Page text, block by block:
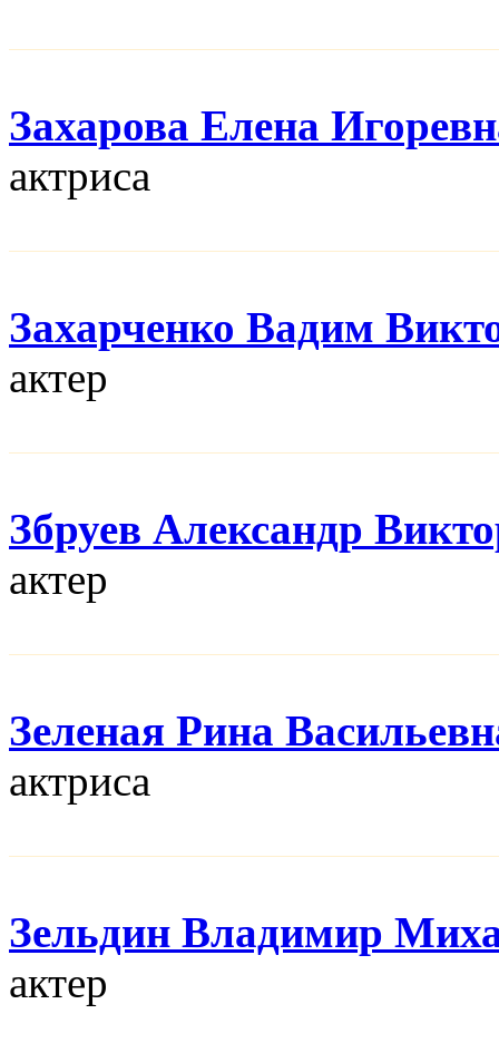
Захарова Елена
актриса
Захарченко Вадим
актер
Збруев Александр
актер
Зеленая Рина
актриса
Зельдин Владимир
актер